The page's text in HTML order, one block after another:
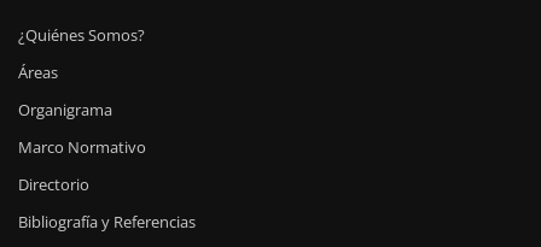
¿Quiénes Somos?
Áreas
Organigrama
Marco Normativo
Directorio
Bibliografía y Referencias